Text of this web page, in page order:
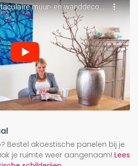
Bestel akoestische panelen bij je
je ruimte weer aangenaam! Lees